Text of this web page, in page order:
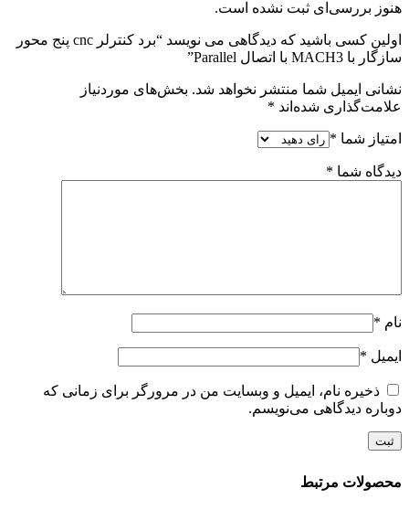
هنوز بررسی‌ای ثبت نشده است.
اولین کسی باشید که دیدگاهی می نویسد “برد کنترلر cnc پنج محور
سازگار با MACH3 با اتصال Parallel”
نشانی ایمیل شما منتشر نخواهد شد. بخش‌های موردنیاز
علامت‌گذاری شده‌اند *
امتیاز شما *
دیدگاه شما *
نام *
ایمیل *
ذخیره نام، ایمیل و وبسایت من در مرورگر برای زمانی که
دوباره دیدگاهی می‌نویسم.
محصولات مرتبط